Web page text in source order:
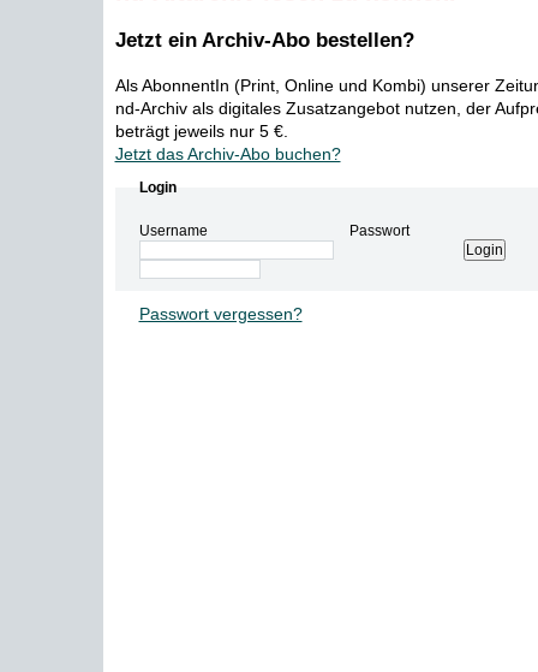
Jetzt ein Archiv-Abo bestellen?
Als AbonnentIn (Print, Online und Kombi) unserer
nd-Archiv als digitales Zusatzangebot nutzen, der
beträgt jeweils nur 5 €.
Jetzt das Archiv-Abo buchen?
Login
Username Passwort
Passwort vergessen?